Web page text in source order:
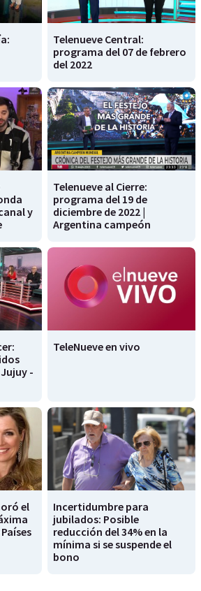
Telenueve Central:
programa del 07 de febrero
del 2022
y
Telenueve al Cierre:
programa del 19 de
diciembre de 2022 |
Argentina campeón
-
TeleNueve en vivo
el
Incertidumbre para
jubilados: Posible
reducción del 34% en la
mínima si se suspende el
bono